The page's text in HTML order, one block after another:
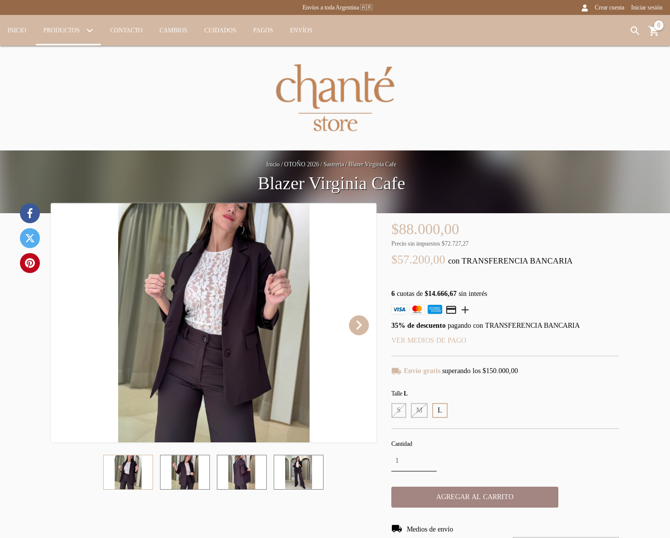
Envíos a toda Argentina 🇦🇷 Crear cuenta Iniciar sesión
INICIO PRODUCTOS CONTACTO CAMBIOS CUIDADOS PAGOS ENVÍOS
0
Inicio / OTOÑO 2026 / Sastreria / Blazer Virginia Cafe
Blazer Virginia Cafe
$88.000,00
Precio sin impuestos $72.727,27
$57.200,00 con TRANSFERENCIA BANCARIA
6cuotas de $14.666,67sin interés
35% de descuentopagando con TRANSFERENCIA BANCARIA
VER MEDIOS DE PAGO
Envío gratis superando los $150.000,00
Talle L
S M L
Cantidad
Entregas para el CP:
Medios de envío